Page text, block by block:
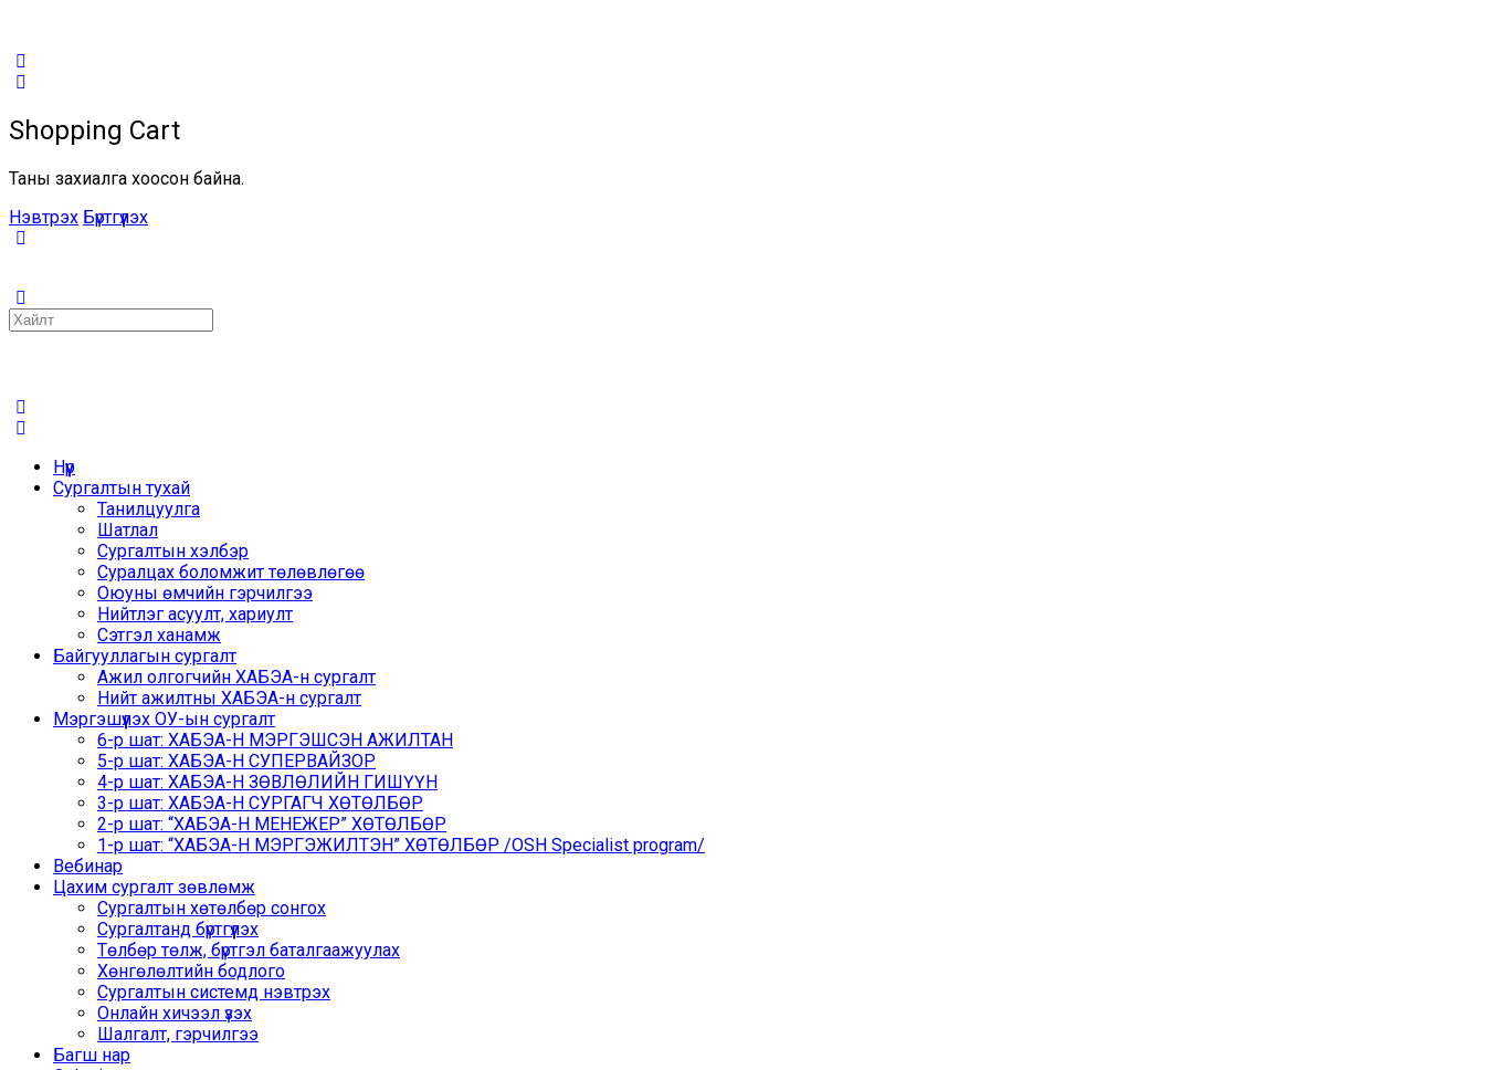
Shopping Cart
Таны захиалга хоосон байна.
Нэвтрэх Бүртгүүлэх
Search
Нүүр
Сургалтын тухай
Танилцуулга
Шатлал
Сургалтын хэлбэр
Суралцах боломжит төлөвлөгөө
Оюуны өмчийн гэрчилгээ
Нийтлэг асуулт, хариулт
Сэтгэл ханамж
Байгууллагын сургалт
Ажил олгогчийн ХАБЭА-н сургалт
Нийт ажилтны ХАБЭА-н сургалт
Мэргэшүүлэх ОУ-ын сургалт
6-р шат: ХАБЭА-Н МЭРГЭШСЭН АЖИЛТАН
5-р шат: ХАБЭА-Н СУПЕРВАЙЗОР
4-р шат: ХАБЭА-Н ЗӨВЛӨЛИЙН ГИШҮҮН
3-р шат: ХАБЭА-Н СУРГАГЧ ХӨТӨЛБӨР
2-р шат: “ХАБЭА-Н МЕНЕЖЕР” ХӨТӨЛБӨР
1-р шат: “ХАБЭА-Н МЭРГЭЖИЛТЭН” ХӨТӨЛБӨР /OSH Specialist program/
Вебинар
Цахим сургалт зөвлөмж
Сургалтын хөтөлбөр сонгох
Сургалтанд бүртгүүлэх
Төлбөр төлж, бүртгэл баталгаажуулах
Хөнгөлөлтийн бодлого
Сургалтын системд нэвтрэх
Онлайн хичээл үзэх
Шалгалт, гэрчилгээ
Багш нар